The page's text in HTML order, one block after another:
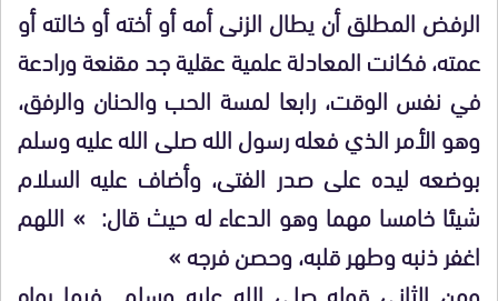
الرفض المطلق أن يطال الزنى أمه أو أخته أو خالته أو
عمته، فكانت المعادلة علمية عقلية جد مقنعة ورادعة
في نفس الوقت، رابعا لمسة الحب والحنان والرفق،
وهو الأمر الذي فعله رسول الله صلى الله عليه وسلم
بوضعه ليده على صدر الفتى، وأضاف عليه السلام
شيئا خامسا مهما وهو الدعاء له حيث قال: » اللهم
اغفر ذنبه وطهر قلبه، وحصن فرجه »